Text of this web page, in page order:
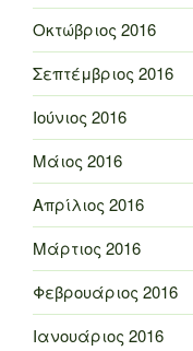
Οκτώβριος 2016
Σεπτέμβριος 2016
Ιούνιος 2016
Μάιος 2016
Απρίλιος 2016
Μάρτιος 2016
Φεβρουάριος 2016
Ιανουάριος 2016